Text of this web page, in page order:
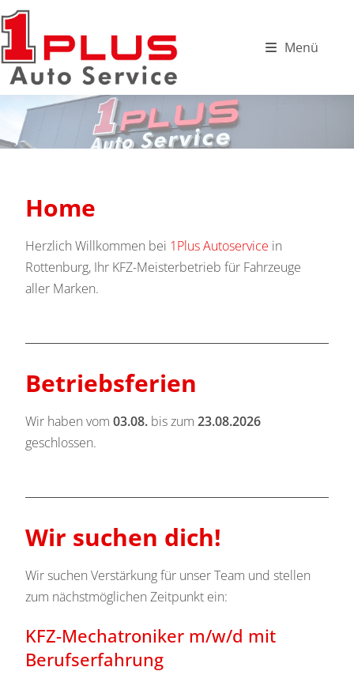
Menü
Home
Herzlich Willkommen bei 1Plus Autoservice in
Rottenburg, Ihr KFZ-Meisterbetrieb für Fahrzeuge
aller Marken.
Betriebsferien
Wir haben vom03.08. bis zum23.08.2026
geschlossen.
Wir suchen dich!
Wir suchen Verstärkung für unser Team und stellen
zum nächstmöglichen Zeitpunkt ein:
KFZ-Mechatroniker m/w/d mit
Berufserfahrung